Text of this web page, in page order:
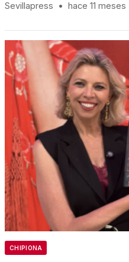
Sevillapress • hace 11 meses
CHIPIONA